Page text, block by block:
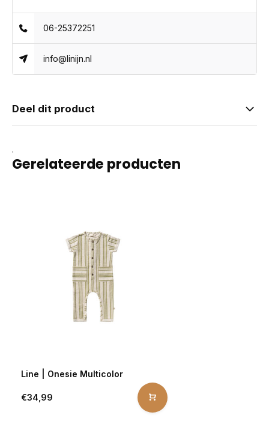
06-25372251
info@linijn.nl
Deel dit product
.
Gerelateerde producten
Line | Onesie Multicolor
€34,99